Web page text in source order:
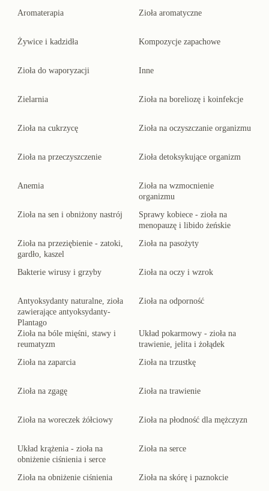
Aromaterapia Zioła aromatyczne
Żywice i kadzidła Kompozycje zapachowe
Zioła do waporyzacji Inne
Zielarnia Zioła na boreliozę i koinfekcje
Zioła na cukrzycę Zioła na oczyszczanie organizmu
Zioła na przeczyszczenie Zioła detoksykujące organizm
Anemia
Zioła na wzmocnienie
organizmu
Zioła na sen i obniżony nastrój
Sprawy kobiece - zioła na
menopauzę i libido żeńskie
Zioła na przeziębienie - zatoki,
gardło, kaszel
Zioła na pasożyty
Bakterie wirusy i grzyby Zioła na oczy i wzrok
Antyoksydanty naturalne, zioła
zawierające antyoksydanty-
Plantago
Zioła na odporność
Zioła na bóle mięśni, stawy i
reumatyzm
Układ pokarmowy - zioła na
trawienie, jelita i żołądek
Zioła na zaparcia
Zioła na trzustkę
Zioła na zgagę Zioła na trawienie
Zioła na woreczek żółciowy Zioła na płodność dla mężczyzn
Układ krążenia - zioła na
obniżenie ciśnienia i serce
Zioła na serce
Zioła na obniżenie ciśnienia Zioła na skórę i paznokcie